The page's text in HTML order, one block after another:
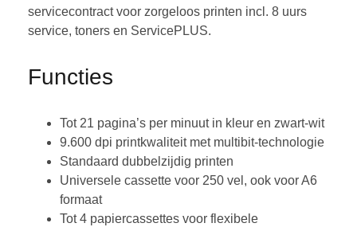
servicecontract voor zorgeloos printen incl. 8 uurs
service, toners en ServicePLUS.
Functies
Tot 21 pagina’s per minuut in kleur en zwart-wit
9.600 dpi printkwaliteit met multibit-technologie
Standaard dubbelzijdig printen
Universele cassette voor 250 vel, ook voor A6
formaat
Tot 4 papiercassettes voor flexibele